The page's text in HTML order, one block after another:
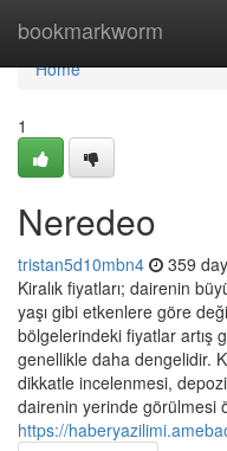
bookmarkworm
Home
Home
1
Neredeo
tristan5d10mbn4 359
Kiralık fiyatları; dairenin
yaşı gibi etkenlere göre
bölgelerindeki fiyatlar artış
genellikle daha dengelidir.
dikkatle incelenmesi,
dairenin yerinde görülmesi
https://